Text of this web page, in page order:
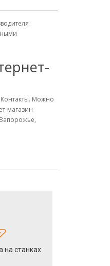
Можно
магазин
на станках